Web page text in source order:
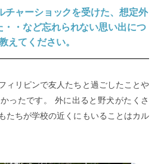
チャーショックを受けた、想定外
・など忘れられない思い出につ
えてください。
ィリピンで友人たちと過ごしたことや
ったです。 外に出ると野犬がたくさ
たちが学校の近くにもいることはカル